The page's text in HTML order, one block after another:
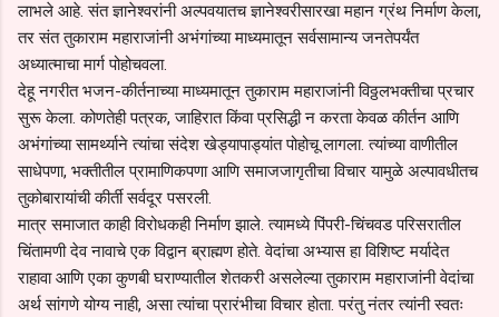
लाभले आहे. संत ज्ञानेश्वरांनी अल्पवयातच ज्ञानेश्वरीसारखा महान ग्रंथ निर्माण केला,
तर संत तुकाराम महाराजांनी अभंगांच्या माध्यमातून सर्वसामान्य जनतेपर्यंत
अध्यात्माचा मार्ग पोहोचवला.
देहू नगरीत भजन-कीर्तनाच्या माध्यमातून तुकाराम महाराजांनी विठ्ठलभक्तीचा प्रचार
सुरू केला. कोणतेही पत्रक, जाहिरात किंवा प्रसिद्धी न करता केवळ कीर्तन आणि
अभंगांच्या सामर्थ्याने त्यांचा संदेश खेड्यापाड्यांत पोहोचू लागला. त्यांच्या वाणीतील
साधेपणा, भक्तीतील प्रामाणिकपणा आणि समाजजागृतीचा विचार यामुळे अल्पावधीतच
तुकोबारायांची कीर्ती सर्वदूर पसरली.
मात्र समाजात काही विरोधकही निर्माण झाले. त्यामध्ये पिंपरी-चिंचवड परिसरातील
चिंतामणी देव नावाचे एक विद्वान ब्राह्मण होते. वेदांचा अभ्यास हा विशिष्ट मर्यादेत
राहावा आणि एका कुणबी घराण्यातील शेतकरी असलेल्या तुकाराम महाराजांनी वेदांचा
अर्थ सांगणे योग्य नाही, असा त्यांचा प्रारंभीचा विचार होता. परंतु नंतर त्यांनी स्वतः